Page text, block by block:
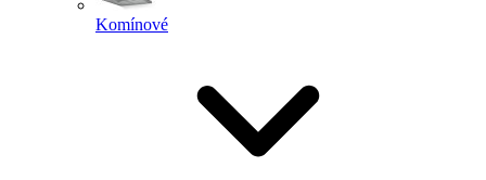
Komínové